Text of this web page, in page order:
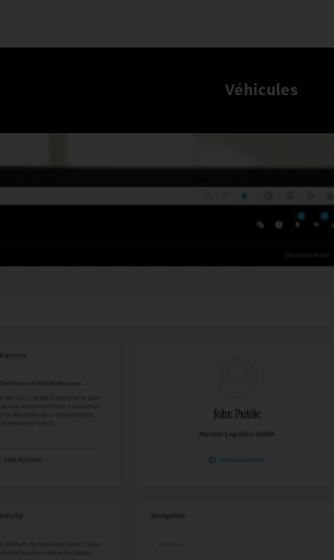
Véhicules